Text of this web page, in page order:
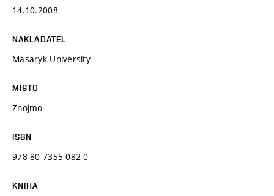
14.10.2008
NAKLADATEL
Masaryk University
MÍSTO
Znojmo
ISBN
978-80-7355-082-0
KNIHA